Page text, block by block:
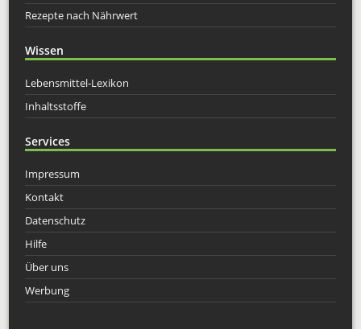
Rezepte nach Nährwert
Wissen
Lebensmittel-Lexikon
Inhaltsstoffe
Services
Impressum
Kontakt
Datenschutz
Hilfe
Über uns
Werbung